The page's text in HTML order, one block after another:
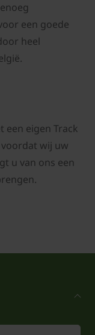
een goede
heel
een eigen Track
wij uw
u van ons een